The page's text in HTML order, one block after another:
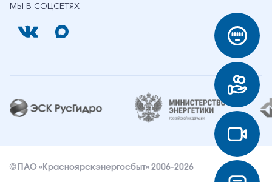
МЫ В СОЦСЕТЯХ
© ПАО «Красноярскэнергосбыт» 2006-2026